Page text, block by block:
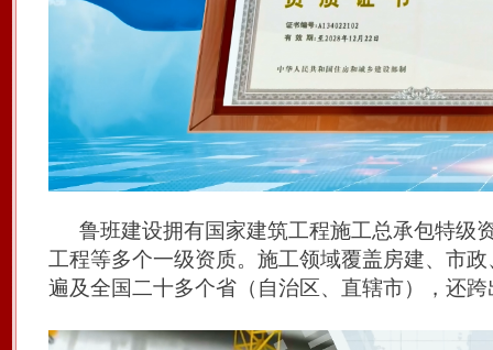
鲁班建设拥有国家建筑工程施工总承包特级
工程等多个一级资质。施工领域覆盖房建、市
遍及全国二十多个省（自治区、直辖市），还